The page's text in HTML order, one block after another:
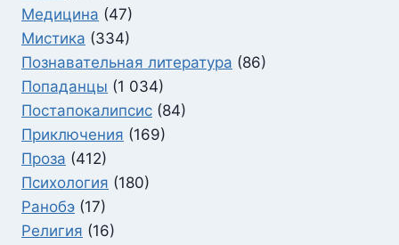
Медицина (47)
Мистика (334)
Познавательная литература (86)
Попаданцы (1 034)
Постапокалипсис (84)
Приключения (169)
Проза (412)
Психология (180)
Ранобэ (17)
Религия (16)